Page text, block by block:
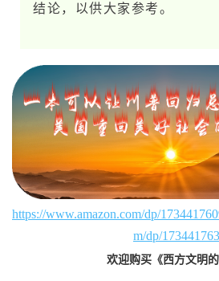
结论，以供大家参考。
https://www.amazon.com/dp/
m/dp/
欢迎购买《西方文明的